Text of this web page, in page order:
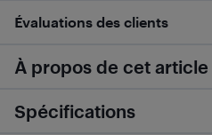
Évaluations des clients
À propos de cet article
Spécifications